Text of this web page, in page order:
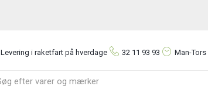
Levering i raketfart på hverdage 32 11 93 93 Man-Tors